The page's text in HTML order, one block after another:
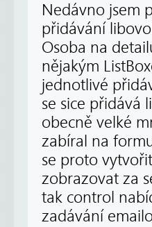
Nedávno jsem
přidávání
Osoba na
nějakým
jednotlivé
se sice přidává
obecně velké
zabíral na
se proto
zobrazovat za
tak control
zadávání